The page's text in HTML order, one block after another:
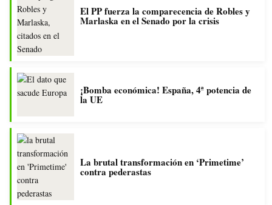
El PP fuerza la comparecencia de Robles y
Marlaska en el Senado por la crisis
¡Bomba económica! España, 4ª potencia de
la UE
La brutal transformación en ‘Primetime’
contra pederastas